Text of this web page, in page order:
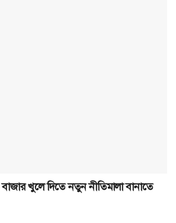
বাজার খুলে দিতে নতুন নীতিমালা বানাতে